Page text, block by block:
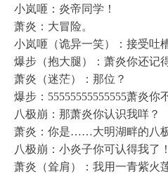
小岚咂：炎帝同学！
萧炎：大冒险。
小岚咂（诡异一笑）：接受吐
爆步（抱大腿）：萧炎你还记
萧炎（迷茫）：那位？
爆步：55555555555555萧炎你
八极崩：那萧炎你认识我咩？
萧炎：你是……大明湖畔的八
八极崩：小炎子你可认得我了
萧炎（耸肩）：我用一青紫火